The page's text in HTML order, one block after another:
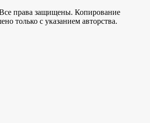
права защищены. Копирование
только с указанием авторства.